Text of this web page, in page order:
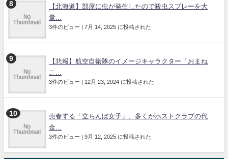
【北海道】部屋に虫が発生したので殺虫スプレーを大
量...
3件のビュー | 7月 14, 2025 に投稿された
【悲報】航空自衛隊のイメージキャラクター「おまね
こ...
3件のビュー | 12月 23, 2024 に投稿された
売春する「立ちんぼ女子」、多くがホストクラブの代
金...
3件のビュー | 9月 12, 2025 に投稿された